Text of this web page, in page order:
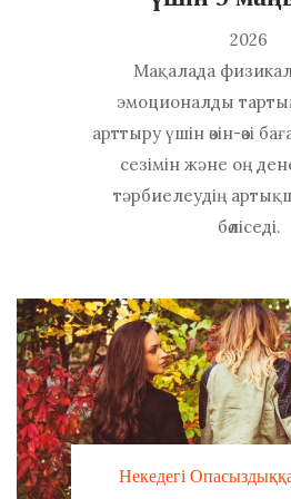
2026
Мақалада
эмоционалды
арттыру үшін өзін-өзі
сезімін және оң
тәрбиелеудің
бөліседі.
Некедегі